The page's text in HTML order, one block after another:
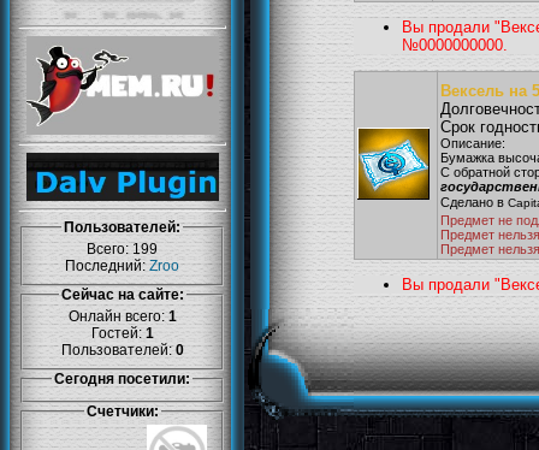
Пользователей:
Всего: 199
Последний:Zroo
Сейчас на сайте:
Онлайн всего:1
Гостей: 1
Пользователей:0
Сегодня посетили:
Счетчики:
Вы продали
№0000000000.
Вексель на
Срок
Описание:
Бумажка
С обратной
Сделано в
Предмет не
Предмет
Предмет
Вы продали